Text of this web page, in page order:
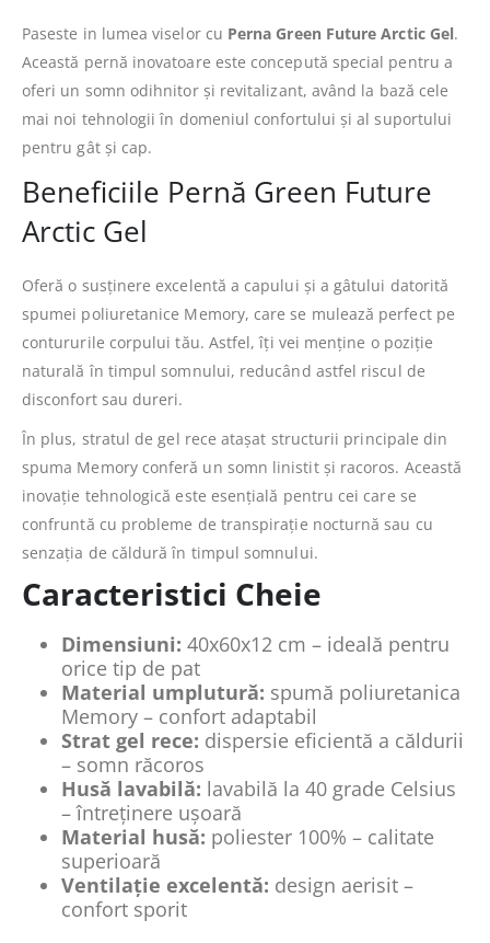
Paseste in lumea viselor cu Perna Green Future Arctic Gel.
Această pernă inovatoare este concepută special pentru a
oferi un somn odihnitor și revitalizant, având la bază cele
mai noi tehnologii în domeniul confortului și al suportului
pentru gât și cap.
Beneficiile Pernă Green Future
Arctic Gel
Oferă o susținere excelentă a capului și a gâtului datorită
spumei poliuretanice Memory, care se mulează perfect pe
contururile corpului tău. Astfel, îți vei menține o poziție
naturală în timpul somnului, reducând astfel riscul de
disconfort sau dureri.
În plus, stratul de gel rece atașat structurii principale din
spuma Memory conferă un somn linistit și racoros. Această
inovație tehnologică este esențială pentru cei care se
confruntă cu probleme de transpirație nocturnă sau cu
senzația de căldură în timpul somnului.
Caracteristici Cheie
Dimensiuni: 40x60x12 cm – ideală pentru
orice tip de pat
Material umplutură: spumă poliuretanica
Memory – confort adaptabil
Strat gel rece: dispersie eficientă a căldurii
– somn răcoros
Husă lavabilă: lavabilă la 40 grade Celsius
– întreținere ușoară
Material husă: poliester 100% – calitate
superioară
Ventilație excelentă: design aerisit –
confort sporit